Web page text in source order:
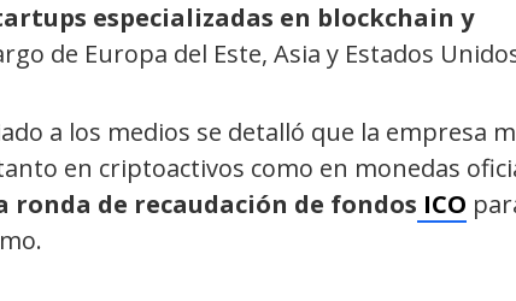
especializadas en blockchain y
de Europa del Este, Asia y Estados
a los medios se detalló que la empresa
en criptoactivos como en monedas
ronda de recaudación de fondos ICO